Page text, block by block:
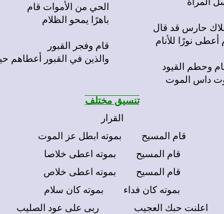
أعطى نورًا للأنام
داس الموت
الحي من الأموات قام
باهرًا يمحو الظلام
قام وفجر القبور
والذين في القبور أعطاهم
تنسيق مختلف
القرار
قام المسيح بموته ابطل عز الموت
قام المسيح بموته اعطى خلاصا
قام المسيح بموته اعطى خلاص
بموته كان فداء بموته كان سلام
اعلنت حبك العجيب ربى على عود الصليب